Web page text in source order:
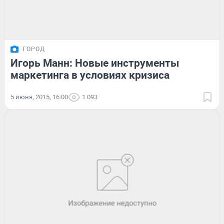
ГОРОД
Игорь Манн: Новые инструменты
маркетинга в условиях кризиса
5 июня, 2015, 16:00 1 093